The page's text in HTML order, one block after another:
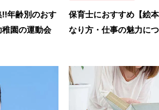
年齢別のおす
園の運動会
保育士におすすめ【絵
なり方・仕事の魅力に